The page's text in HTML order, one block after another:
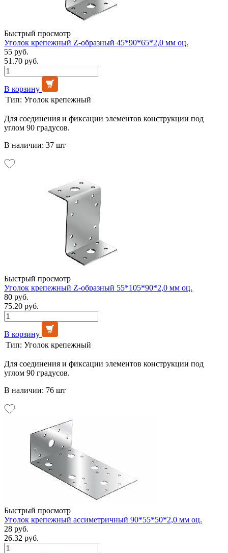
Быстрый просмотр
Уголок крепежный Z-образный 45*90*65*2,0 мм оц.
55 руб.
51.70 руб.
В корзину
Тип: Уголок крепежный
Для соединения и фиксации элементов конструкции под
углом 90 градусов.
В наличии: 37 шт
Быстрый просмотр
Уголок крепежный Z-образный 55*105*90*2,0 мм оц.
80 руб.
75.20 руб.
В корзину
Тип: Уголок крепежный
Для соединения и фиксации элементов конструкции под
углом 90 градусов.
В наличии: 76 шт
Быстрый просмотр
Уголок крепежный ассиметричный 90*55*50*2,0 мм оц.
28 руб.
26.32 руб.